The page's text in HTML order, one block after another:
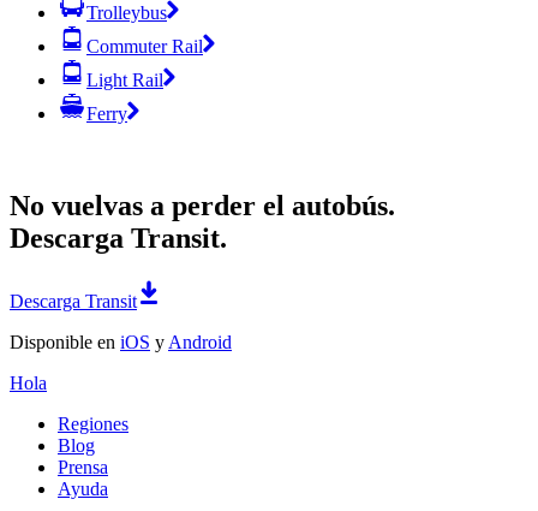
Trolleybus
Commuter Rail
Light Rail
Ferry
No vuelvas a perder el autobús.
Descarga Transit.
Descarga Transit
Disponible en iOS y Android
Hola
Regiones
Blog
Prensa
Ayuda